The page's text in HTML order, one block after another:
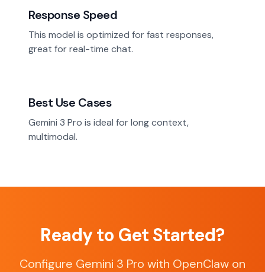
Response Speed
This model is optimized for fast responses,
great for real-time chat.
Best Use Cases
Gemini 3 Pro is ideal for long context,
multimodal.
Ready to Get Started?
Configure Gemini 3 Pro with OpenClaw on